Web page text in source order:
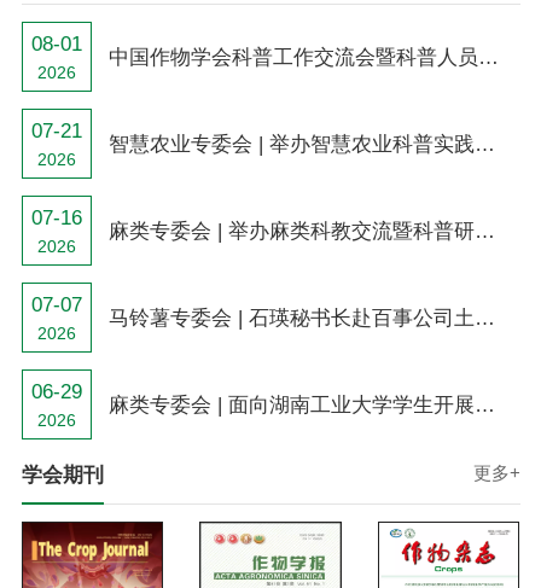
08-01
2026
中国作物学会科普工作交流会暨科普人员培训会在青海西宁成功举办
07-21
2026
智慧农业专委会 | 举办智慧农业科普实践活动
07-16
2026
麻类专委会 | 举办麻类科教交流暨科普研学活动
07-07
2026
马铃薯专委会 | 石瑛秘书长赴百事公司土豆大学开展专题技术授课
06-29
2026
麻类专委会 | 面向湖南工业大学学生开展麻类作物科普研学活动
学会期刊 更多+